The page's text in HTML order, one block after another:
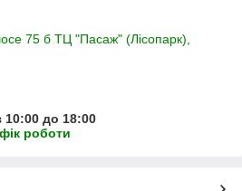
75 б ТЦ "Пасаж" (Лісопарк),
10:00 до 18:00
роботи